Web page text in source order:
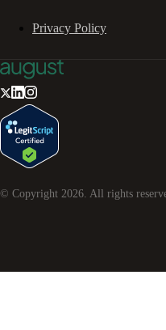
Privacy Policy
© Copyright 2026. All rights